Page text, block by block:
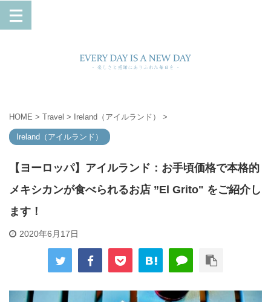
HOME > Travel > Ireland（アイルランド） >
Ireland（アイルランド）
【ヨーロッパ】アイルランド：お手頃価格で本格的
メキシカンが食べられるお店 ”El Grito" をご紹介し
ます！
2020年6月17日